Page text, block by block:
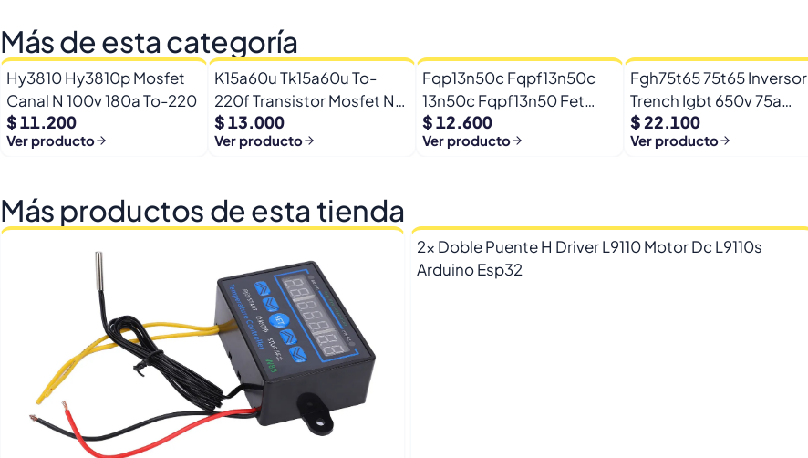
Más de esta categoría
Hy3810 Hy3810p Mosfet
Canal N 100v 180a To-220
$ 11.200
Ver producto
K15a60u Tk15a60u To-
220f Transistor Mosfet N
600v 15a
$ 13.000
Ver producto
Fqp13n50c Fqpf13n50c
13n50c Fqpf13n50 Fet
500v 13a 0,39ohm
$ 12.600
Ver producto
Fgh75t65 75t65 Inversor
Trench Igbt 650v 75a
Fgh75t65upd
$ 22.100
Ver producto
Más productos de esta tienda
2x Doble Puente H Driver L9110 Motor Dc L9110s
Arduino Esp32